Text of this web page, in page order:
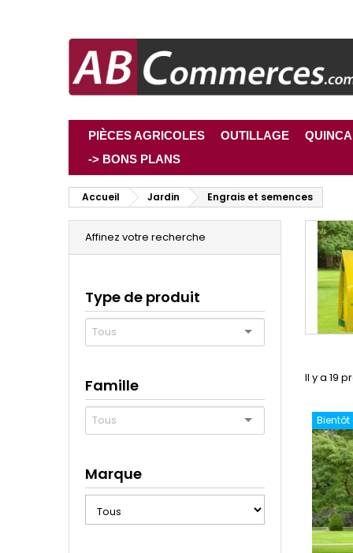
PIÈCES AGRICOLES OUTILLAGE
-> BONS PLANS
Accueil Jardin Engrais et semences
Affinez votre recherche
Type de produit
Famille
Marque
Il y a 19